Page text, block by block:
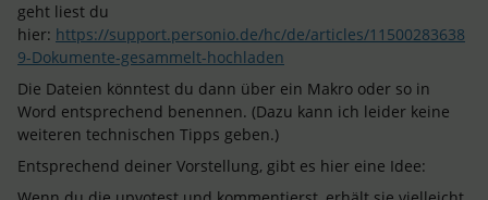
geht liest du
hier: https://support.personio.de/hc/de/articles/11500283638
9-Dokumente-gesammelt-hochladen
Die Dateien könntest du dann über ein Makro oder so in
Word entsprechend benennen. (Dazu kann ich leider keine
weiteren technischen Tipps geben.)
Entsprechend deiner Vorstellung, gibt es hier eine Idee: